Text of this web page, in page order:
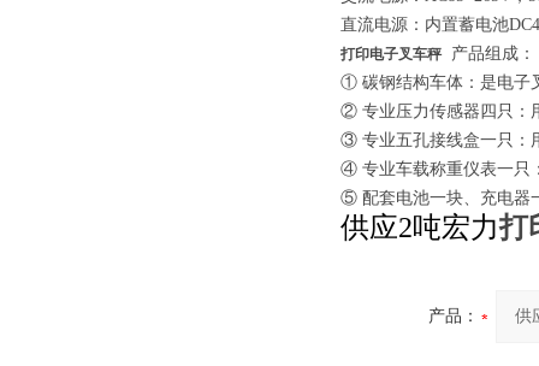
直流电源：内置蓄电池
打印电子叉车秤
产品组成：
① 碳钢结构车体：是电子
② 专业压力传感器四只：
③ 专业五孔接线盒一只：
④ 专业车载称重仪表一只
⑤ 配套电池一块、充电器
供应2吨宏力打
产品：